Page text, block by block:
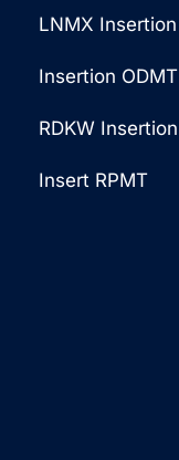
LNMX Insertion
Insertion ODMT
RDKW Insertion
Insert RPMT